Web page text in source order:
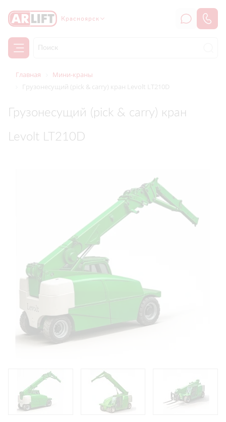
Красноярск
Главная
Мини-краны
Грузонесущий (pick & carry) кран Levolt LT210D
Грузонесущий (pick & carry) кран
Levolt LT210D